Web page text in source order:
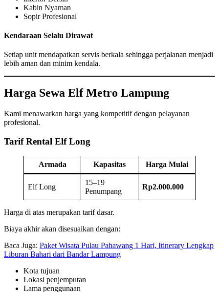
Kabin Nyaman
Sopir Profesional
Kendaraan Selalu Dirawat
Setiap unit mendapatkan servis berkala sehingga perjalanan menjadi
lebih aman dan minim kendala.
Harga Sewa Elf Metro Lampung
Kami menawarkan harga yang kompetitif dengan pelayanan
profesional.
Tarif Rental Elf Long
Armada Kapasitas Harga Mulai
Elf Long
15–19
Penumpang
Rp2.000.000
Harga di atas merupakan tarif dasar.
Biaya akhir akan disesuaikan dengan:
Baca Juga: Paket Wisata Pulau Pahawang 1 Hari, Itinerary Lengkap
Liburan Bahari dari Bandar Lampung
Kota tujuan
Lokasi penjemputan
Lama penggunaan